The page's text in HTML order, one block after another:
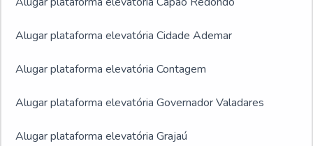
Alugar plataforma elevatória Cidade Ademar
Alugar plataforma elevatória Contagem
Alugar plataforma elevatória Governador Valadares
Alugar plataforma elevatória Grajaú